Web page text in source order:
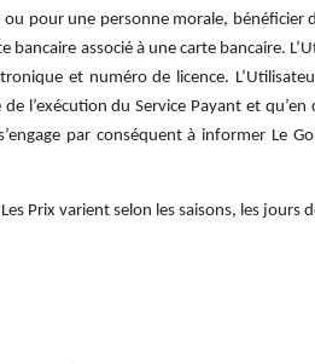
pour une personne morale, bénéficier
associé à une carte bancaire.
et numéro de licence.
du Service Payant et qu’en
par conséquent à informer Le
Prix varient selon les saisons, les jours